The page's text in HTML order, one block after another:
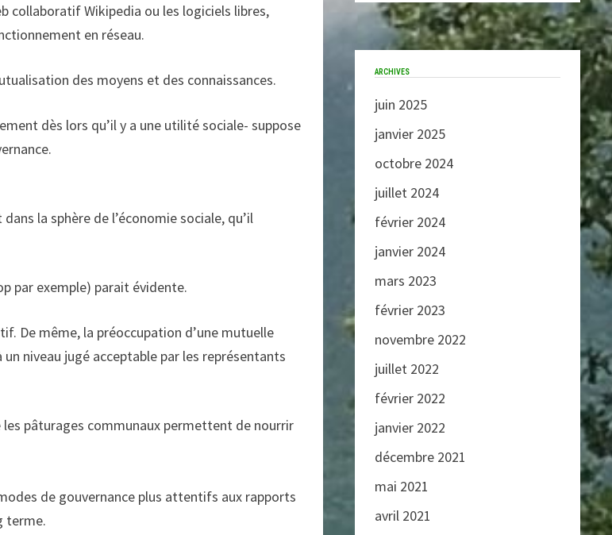
collaboratif Wikipedia ou les logiciels libres,
en réseau.
des moyens et des connaissances.
dès lors qu’il y a une utilité sociale- suppose
la sphère de l’économie sociale, qu’il
par exemple) parait évidente.
De même, la préoccupation d’une mutuelle
niveau jugé acceptable par les représentants
les pâturages communaux permettent de nourrir
de gouvernance plus attentifs aux rapports
terme.
ARCHIVES
juin 2025
janvier 2025
octobre 2024
juillet 2024
février 2024
janvier 2024
mars 2023
février 2023
novembre 2022
juillet 2022
février 2022
janvier 2022
décembre 2021
mai 2021
avril 2021